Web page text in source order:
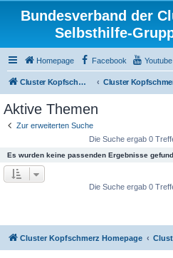
Bundesverband der
Selbsthilfe-
Homepage Facebook Youtube
Cluster Kopfschmerz Homepage
Aktive Themen
Zur erweiterten Suche
Die Suche ergab 0
Es wurden keine passenden Ergebnisse
Die Suche ergab 0
Cluster Kopfschmerz Homepage